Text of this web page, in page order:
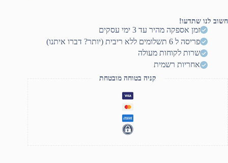
לתופים
חשוב לנו שתדעו!
זמן אספקה מהיר עד 3 ימי עסקים
פריסה ל 6 תשלומים ללא ריבית (יותר? דברו איתנו)
שרות לקוחות מעולה
אחריות רשמית
קניה בטוחה מובטחת